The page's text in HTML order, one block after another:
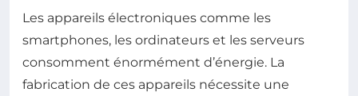
Les appareils électroniques comme les
smartphones, les ordinateurs et les serveurs
consomment énormément d’énergie. La
fabrication de ces appareils nécessite une